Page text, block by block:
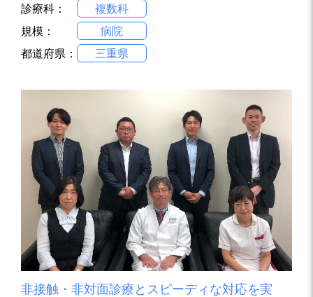
診療科：
複数科
規模：
病院
都道府県：
三重県
非接触・非対面診療とスピーディな対応を実